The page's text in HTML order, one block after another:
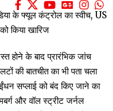
होने के बाद प्रारंभिक जांच
की बातचीत का भी पता चला
सप्लाई को बंद किए जाने का
और वॉल स्ट्रीट जर्नल